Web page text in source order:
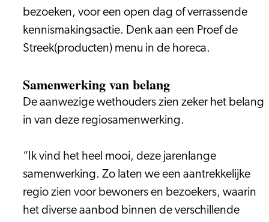
bezoeken, voor een open dag of verrassende
kennismakingsactie. Denk aan een Proef de
Streek(producten) menu in de horeca.
Samenwerking van belang
De aanwezige wethouders zien zeker het belang
in van deze regiosamenwerking.
“Ik vind het heel mooi, deze jarenlange
samenwerking. Zo laten we een aantrekkelijke
regio zien voor bewoners en bezoekers, waarin
het diverse aanbod binnen de verschillende